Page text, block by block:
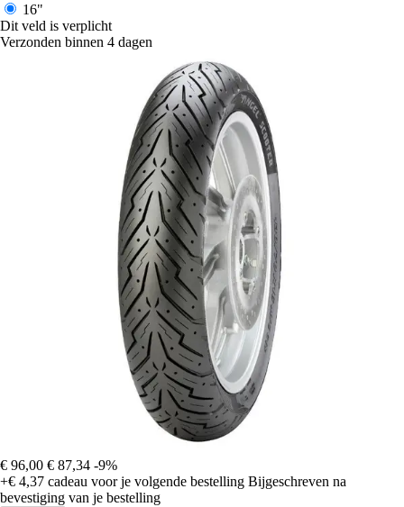
16"
Dit veld is verplicht
Verzonden binnen 4 dagen
€ 96,00 € 87,34 -9%
+€ 4,37 cadeau voor je volgende bestelling Bijgeschreven na
bevestiging van je bestelling